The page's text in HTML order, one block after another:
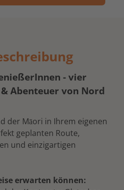
- vier
Abenteuer von Nord
der Māori in Ihrem eigenen
geplanten Route,
und einzigartigen
erwarten können: